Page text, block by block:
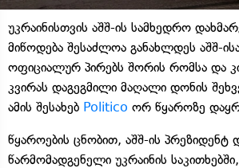
უკრაინისთვის აშშ-ის სამხედრო
მიწოდება შესაძლოა განახლდეს აშშ-
ოფიციალურ პირებს შორის რომსა და
კვირას დაგეგმილი მაღალი დონის
ამის შესახებ Politico ორ წყაროზე
წყაროების ცნობით, აშშ-ის
წარმომადგენელი უკრაინის